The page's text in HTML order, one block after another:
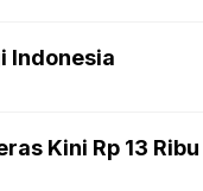
Indonesia
Kini Rp 13 Ribu